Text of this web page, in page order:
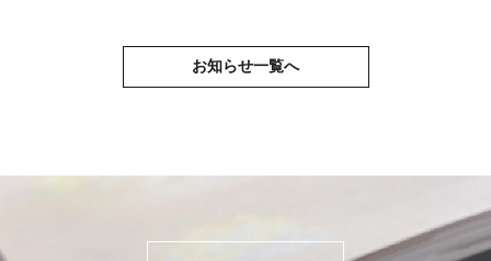
お知らせ一覧へ